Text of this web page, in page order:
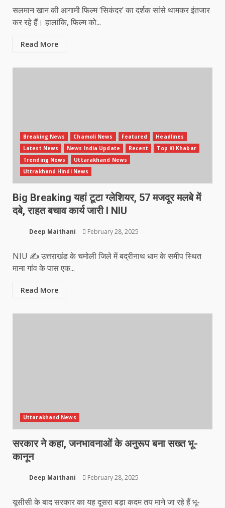
सलमान खान की आगामी फिल्म ‘सिकंदर’ का दर्शक सांसे थामकर इंतजार
कर रहे हैं। हालांकि, फिल्म को...
Read More
Breaking News Chamoli News Featured
Headlines
Latest News
News India Update Recent
Top Ki Khabar
Trending News
Uttarakhand News
Uttrakhand Hindi News
Big Breaking यहां टूटा ग्लेशियर, 57 मजदूर मलबे में
दबे, राहत बचाव कार्य जारी l NIU
Deep Maithani February 28, 2025
NIU ✍️ उत्तराखंड के चमोली जिले में बद्रीनाथ धाम के समीप स्थित
माना गांव के पास एक...
Read More
Uttarakhand News
सरकार ने कहा, जनभावनाओं के अनुरूप बना सख्त भू-
कानून
Deep Maithani February 28, 2025
यूसीसी के बाद सरकार का यह दूसरा बड़ा कदम तय माने जा रहे हैं भू-